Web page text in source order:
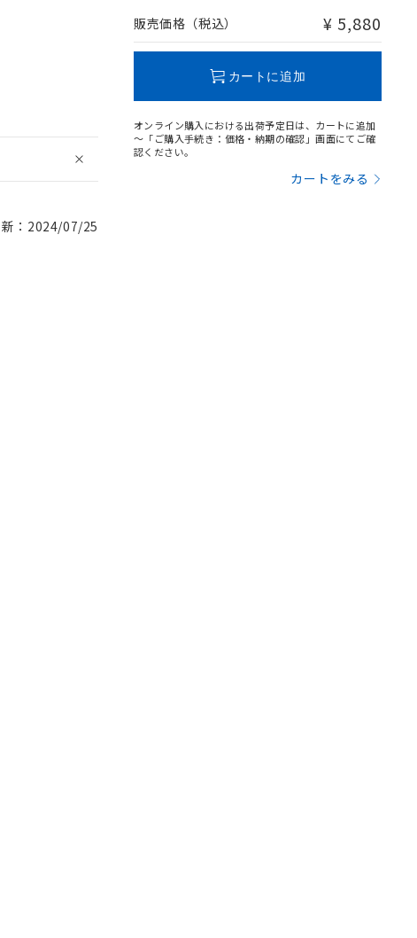
：2024/07/25
販売価格（税込） ¥ 5,880
カートに追加
オンライン購入における出荷予定日は、カートに追加
～「ご購入手続き：価格・納期の確認」画面にてご確
認ください。
カートをみる
提供させていただ
ご了承ください。
。
品です。
を得ず変更すること
(PBDE) 1000ppm以下、
以下、フタル酸ジブチ
規制貨物等」とい
引許可)を取得する